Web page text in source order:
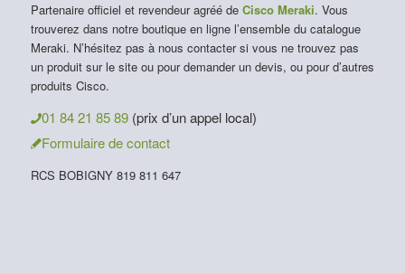
Partenaire officiel et revendeur agréé de Cisco Meraki. Vous
trouverez dans notre boutique en ligne l’ensemble du catalogue
Meraki. N’hésitez pas à nous contacter si vous ne trouvez pas
un produit sur le site ou pour demander un devis, ou pour d’autres
produits Cisco.
01 84 21 85 89 (prix d’un appel local)
Formulaire de contact
RCS BOBIGNY 819 811 647